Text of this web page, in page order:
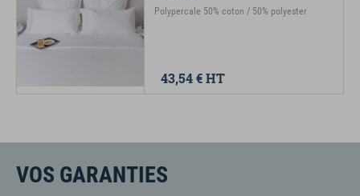
Polypercale 50% coton / 50% polyester
43,54 €HT
VOS GARANTIES